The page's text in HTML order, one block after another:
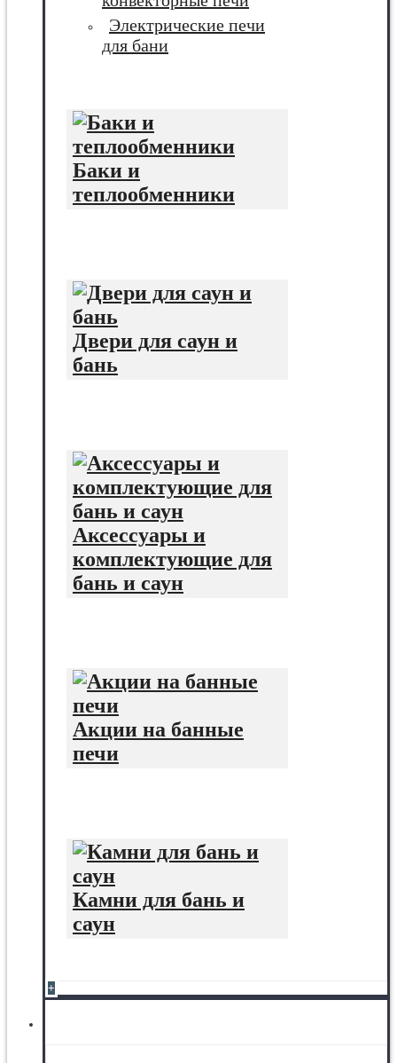
Электрические печи
для бани
Баки и
теплообменники
Двери для саун и
бань
Аксессуары и
комплектующие для
бань и саун
Акции на банные
печи
Камни для бань и
саун
+